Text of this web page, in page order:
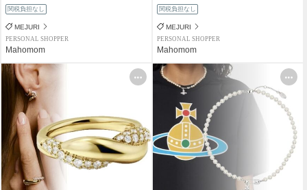
関税負担なし
MEJURI
PERSONAL SHOPPER
Mahomom
関税負担なし
MEJURI
PERSONAL SHOPPER
Mahomom